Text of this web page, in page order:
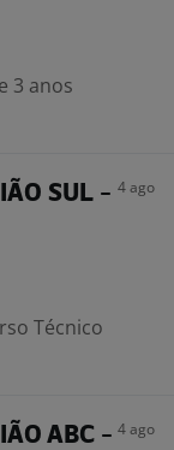
3 anos
SUL - 4 ago
Técnico
ABC - 4 ago